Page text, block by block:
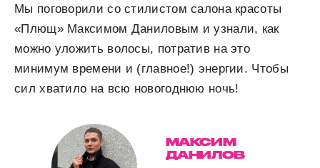
Мы поговорили со стилистом салона красоты
«Плющ» Максимом Даниловым и узнали, как
можно уложить волосы, потратив на это
минимум времени и (главное!) энергии. Чтобы
сил хватило на всю новогоднюю ночь!
МАКСИМ
ДАНИЛОВ